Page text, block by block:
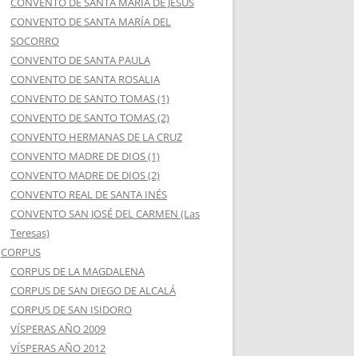
CONVENTO DE SANTA MARÍA DEL
SOCORRO
CONVENTO DE SANTA PAULA
CONVENTO DE SANTA ROSALIA
CONVENTO DE SANTO TOMAS (1)
CONVENTO DE SANTO TOMAS (2)
CONVENTO HERMANAS DE LA CRUZ
CONVENTO MADRE DE DIOS (1)
CONVENTO MADRE DE DIOS (2)
CONVENTO REAL DE SANTA INÉS
CONVENTO SAN JOSÉ DEL CARMEN (Las
Teresas)
CORPUS
CORPUS DE LA MAGDALENA
CORPUS DE SAN DIEGO DE ALCALÁ
CORPUS DE SAN ISIDORO
VÍSPERAS AÑO 2009
VÍSPERAS AÑO 2012